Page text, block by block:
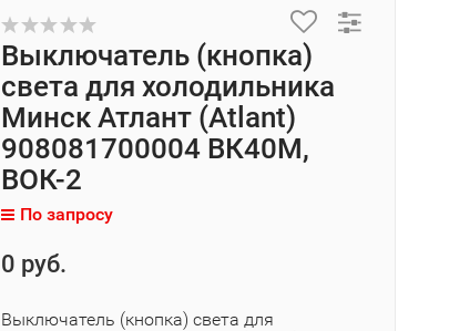
Выключатель (кнопка)
света для холодильника
Минск Атлант (Atlant)
908081700004 ВК40М,
ВОК-2
По запросу
0 руб.
Выключатель (кнопка) света для